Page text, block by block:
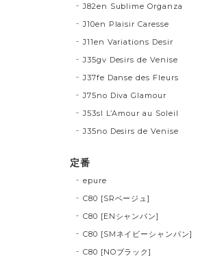
J82en Sublime Organza
J10en Plaisir Caresse
J11en Variations Desir
J35gv Desirs de Venise
J37fe Danse des Fleurs
J75no Diva Glamour
J53sl L’Amour au Soleil
J35no Desirs de Venise
定番
epure
C80 [SRベージュ]
C80 [ENシャンパン]
C80 [SMネイビーシャンパン]
C80 [NOブラック]